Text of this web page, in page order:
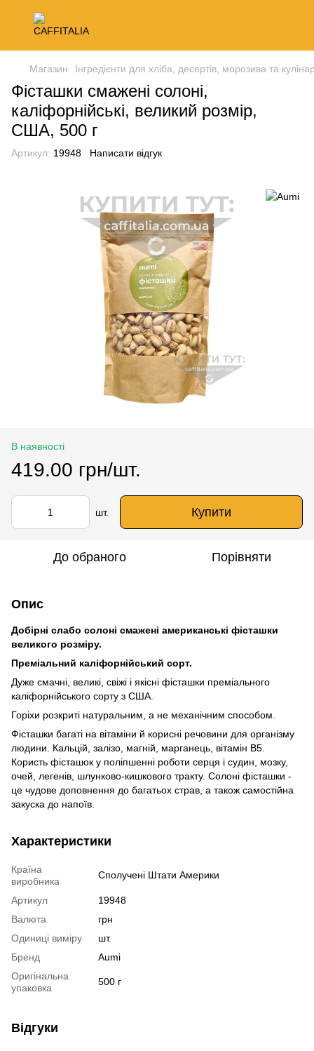
Магазин Інгредієнти для хліба, десертів, морозива та
Фісташки смажені солоні,
каліфорнійські, великий розмір,
США, 500 г
Артикул: 19948 Написати відгук
В наявності
419.00 грн/шт.
шт. Купити
До обраного Порівняти
Опис
Добірні слабо солоні смажені американські фісташки
великого розміру.
Преміальний каліфорнійський сорт.
Дуже смачні, великі, свіжі і якісні фісташки преміального
каліфорнійського сорту з США.
Горіхи розкриті натуральним, а не механічним способом.
Фісташки багаті на вітаміни й корисні речовини для організму
людини. Кальцій, залізо, магній, марганець, вітамін B5.
Користь фісташок у поліпшенні роботи серця і судин, мозку,
очей, легенів, шлунково-кишкового тракту. Солоні фісташки -
це чудове доповнення до багатьох страв, а також самостійна
закуска до напоїв.
Характеристики
Країна
виробника
Сполучені Штати Америки
Артикул
19948
Валюта
грн
Одиниці виміру
шт.
Бренд
Aumi
Оригінальна
упаковка
500 г
Відгуки